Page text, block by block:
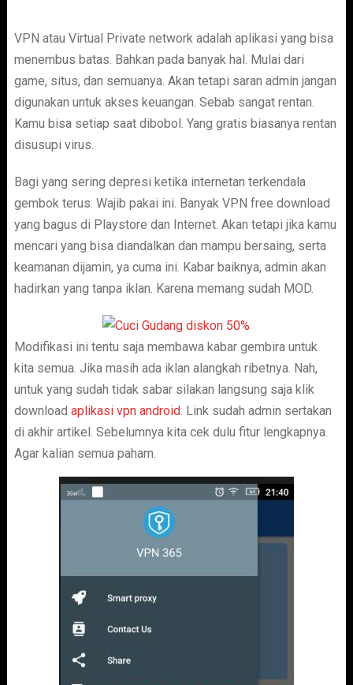
VPN atau Virtual Private network adalah aplikasi yang bisa
menembus batas. Bahkan pada banyak hal. Mulai dari
game, situs, dan semuanya. Akan tetapi saran admin jangan
digunakan untuk akses keuangan. Sebab sangat rentan.
Kamu bisa setiap saat dibobol. Yang gratis biasanya rentan
disusupi virus.
Bagi yang sering depresi ketika internetan terkendala
gembok terus. Wajib pakai ini. Banyak VPN free download
yang bagus di Playstore dan Internet. Akan tetapi jika kamu
mencari yang bisa diandalkan dan mampu bersaing, serta
keamanan dijamin, ya cuma ini. Kabar baiknya, admin akan
hadirkan yang tanpa iklan. Karena memang sudah MOD.
Modifikasi ini tentu saja membawa kabar gembira untuk
kita semua. Jika masih ada iklan alangkah ribetnya. Nah,
untuk yang sudah tidak sabar silakan langsung saja klik
download aplikasi vpn android. Link sudah admin sertakan
di akhir artikel. Sebelumnya kita cek dulu fitur lengkapnya.
Agar kalian semua paham.